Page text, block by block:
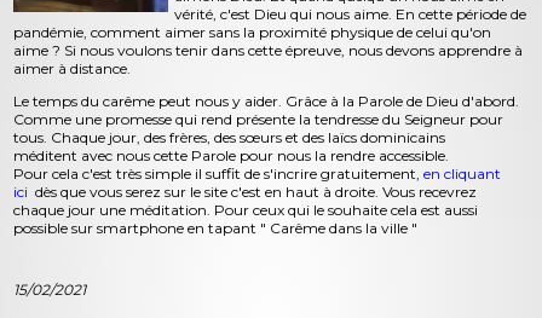
Sacrements et vie chrétienne
Enfants et jeunes
Photos
Contact
vérité, c'est Dieu qui nous aime. En cette période de
pandémie, comment aimer sans la proximité physique de celui qu'on
aime ? Si nous voulons tenir dans cette épreuve, nous devons apprendre à
aimer à distance.
Le temps du carême peut nous y aider. Grâce à la Parole de Dieu d'abord.
Comme une promesse qui rend présente la tendresse du Seigneur pour
tous. Chaque jour, des frères, des sœurs et des laïcs dominicains
méditent avec nous cette Parole pour nous la rendre accessible.
Pour cela c'est très simple il suffit de s'incrire gratuitement,en cliquant
ici dès que vous serez sur le site c'est en haut à droite. Vous recevrez
chaque jour une méditation. Pour ceux qui le souhaite cela est aussi
possible sur smartphone en tapant " Carême dans la ville "
15/02/2021